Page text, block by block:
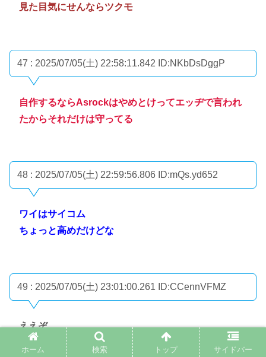
見た目気にせんならツクモ
47 : 2025/07/05(土) 22:58:11.842 ID:NKbDsDggP
自作するならAsrockはやめとけってエッヂで言われ
たからそれだけは守ってる
48 : 2025/07/05(土) 22:59:56.806 ID:mQs.yd652
ワイはサイコム
ちょっと高めだけどな
49 : 2025/07/05(土) 23:01:00.261 ID:CCennVFMZ
ええぞ
世界のドスパラやし
ホーム 検索 トップ サイドバー